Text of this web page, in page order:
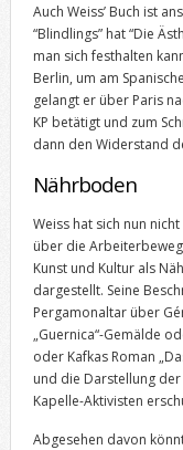
Auch Weiss’ Buch ist
“Blindlings” hat “Die
man sich festhalten
Berlin, um am
gelangt er über Paris
KP betätigt und zum
dann den Widerstand
Nährboden
Weiss hat sich nun
über die
Kunst und Kultur als
dargestellt. Seine
Pergamonaltar über
„Guernica“-Gemälde
oder Kafkas Roman
und die Darstellung
Kapelle-Aktivisten
Abgesehen davon